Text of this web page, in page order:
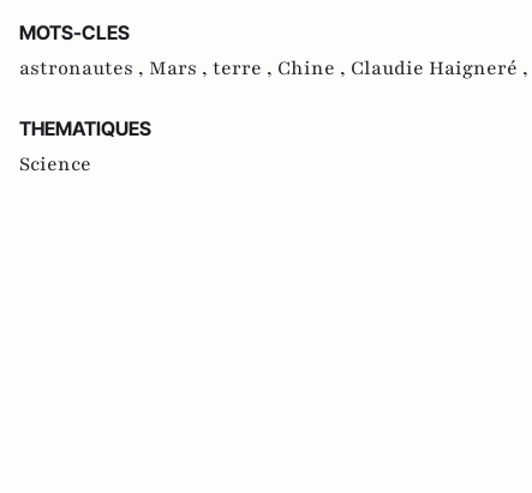
MOTS-CLES
astronautes , Mars , terre , Chine , Claudie Haigneré ,
THEMATIQUES
Science